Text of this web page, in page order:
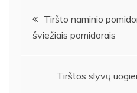
Navigacija
tarp
Tiršto naminio
šviežiais pomidorais
Tirštos slyvų